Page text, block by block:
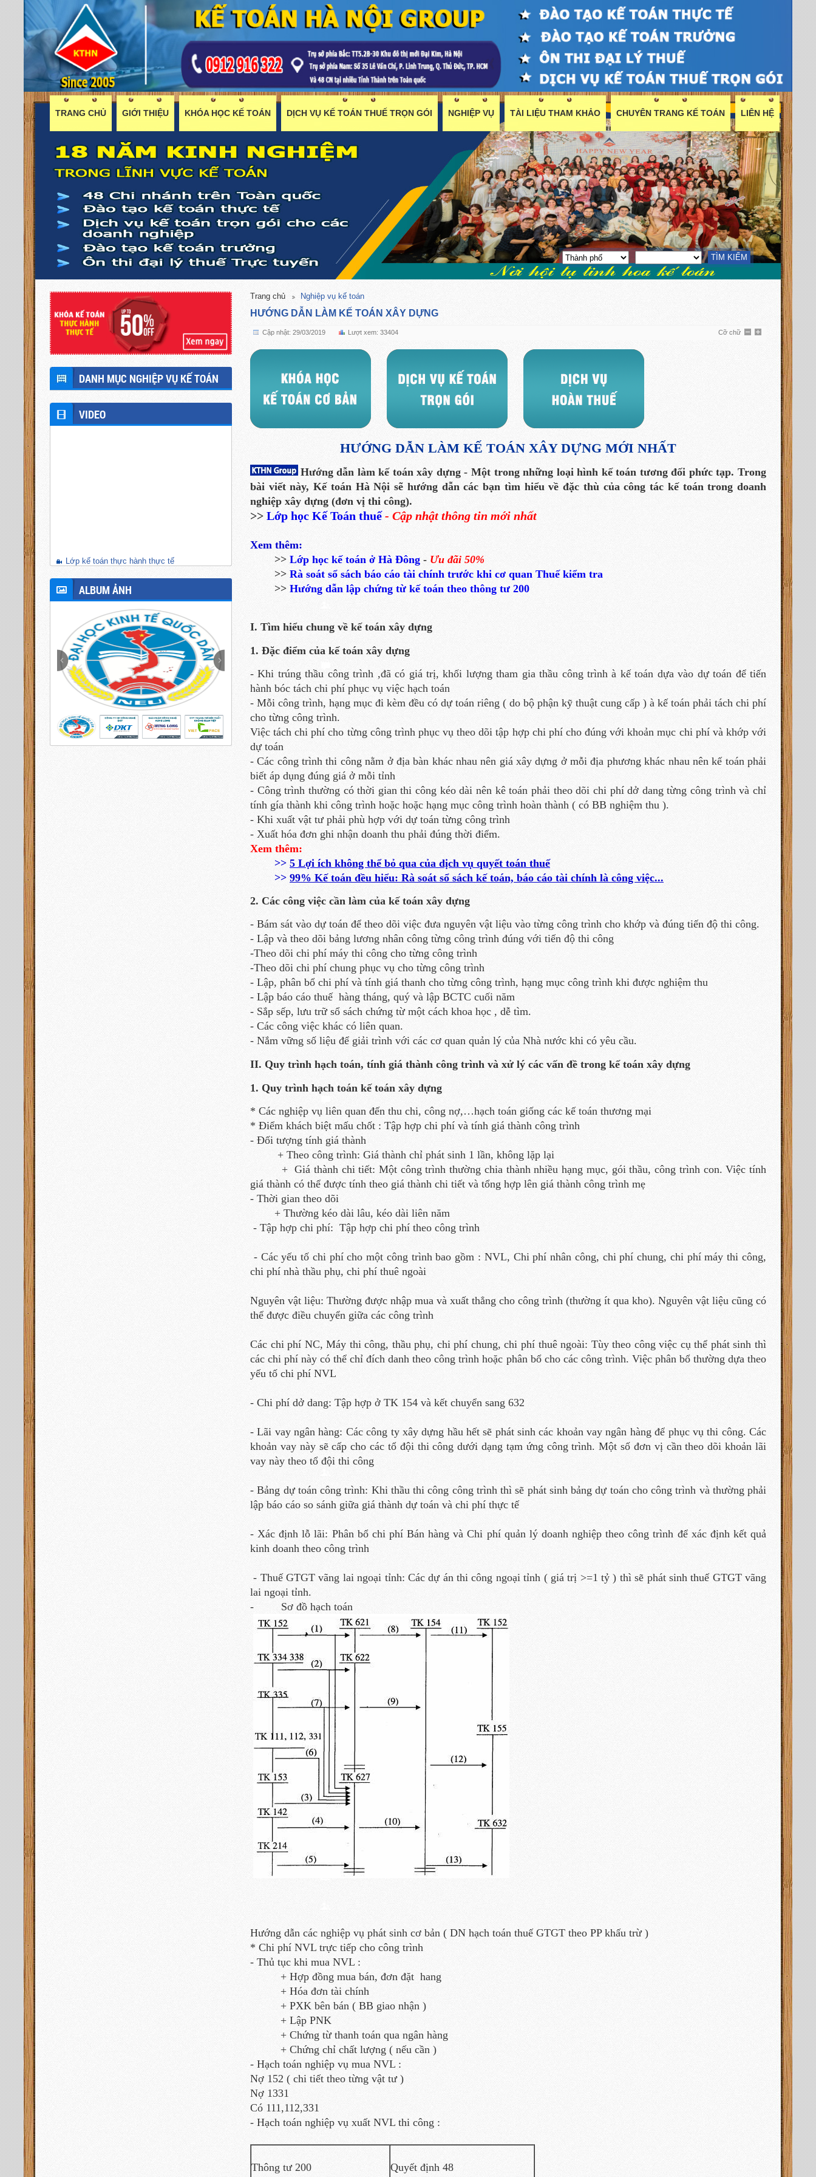
TRANG CHỦ GIỚI THIỆU KHÓA HỌC KẾ TOÁN DỊCH VỤ KẾ TOÁN THUẾ TRỌN GÓI NGHIỆP VỤ TÀI LIỆU THAM KHẢO CHUYÊN TRANG KẾ TOÁN LIÊN HỆ
TÌM KIẾM
DANH MỤC NGHIỆP VỤ KẾ TOÁN
VIDEO
Lớp kế toán thực hành thực tế
ALBUM ẢNH
Trang chủ Nghiệp vụ kế toán
HƯỚNG DẪN LÀM KẾ TOÁN XÂY DỰNG
Cập nhật: 29/03/2019 Lượt xem: 33404 Cỡ chữ
HƯỚNG DẪN LÀM KẾ TOÁN XÂY DỰNG MỚI NHẤT
Hướng dẫn làm kế toán xây dựng - Một trong những loại hình kế toán tương đối phức tạp.Trong
bài viết này,Kế toán Hà Nội sẽ hướng dẫn các bạn tìm hiểu về đặc thù của công tác kế toán trong doanh
nghiệp xây dựng (đơn vị thi công).
>> Lớp học Kế Toán thuế- Cập nhật thông tin mới nhất
Xem thêm:
>> Lớp học kế toán ở Hà Đông - Ưu đãi 50%
>> Rà soát sổ sách báo cáo tài chính trước khi cơ quan Thuế kiểm tra
>> Hướng dẫn lập chứng từ kế toán theo thông tư 200
I. Tìm hiểu chung về kế toán xây dựng
1. Đặc điểm của kế toán xây dựng
- Khi trúng thầu công trình ,đã có giá trị, khối lượng tham gia thầu công trình à kế toán dựa vào dự toán để tiến
hành bóc tách chi phí phục vụ việc hạch toán
- Mỗi công trình, hạng mục đi kèm đều có dự toán riêng ( do bộ phận kỹ thuật cung cấp ) à kế toán phải tách chi phí
cho từng công trình.
Việc tách chi phí cho từng công trình phục vụ theo dõi tập hợp chi phí cho đúng với khoản mục chi phí và khớp với
dự toán
- Các công trình thi công nằm ở địa bàn khác nhau nên giá xây dựng ở mỗi địa phương khác nhau nên kế toán phải
biết áp dụng đúng giá ở mỗi tỉnh
- Công trình thường có thời gian thi công kéo dài nên kê toán phải theo dõi chi phí dở dang từng công trình và chỉ
tính gía thành khi công trình hoặc hoặc hạng mục công trình hoàn thành ( có BB nghiệm thu ).
- Khi xuất vật tư phải phù hợp với dự toán từng công trình
- Xuất hóa đơn ghi nhận doanh thu phải đúng thời điểm.
Xem thêm:
>> 5 Lợi ích không thể bỏ qua của dịch vụ quyết toán thuế
>> 99% Kế toán đều hiểu: Rà soát sổ sách kế toán, báo cáo tài chính là công việc...
2. Các công việc cần làm của kế toán xây dựng
- Bám sát vào dự toán để theo dõi việc đưa nguyên vật liệu vào từng công trình cho khớp và đúng tiến độ thi công.
- Lập và theo dõi bảng lương nhân công từng công trình đúng với tiến độ thi công
-Theo dõi chi phí máy thi công cho từng công trình
-Theo dõi chi phí chung phục vụ cho từng công trình
- Lập, phân bổ chi phí và tính giá thanh cho từng công trình, hạng mục công trình khi được nghiệm thu
- Lập báo cáo thuế hàng tháng, quý và lập BCTC cuối năm
- Sắp sếp, lưu trữ sổ sách chứng từ một cách khoa học , dễ tìm.
- Các công việc khác có liên quan.
- Nắm vững số liệu để giải trình với các cơ quan quản lý của Nhà nước khi có yêu cầu.
II. Quy trình hạch toán, tính giá thành công trình và xử lý các vấn đề trong kế toán xây dựng
1. Quy trình hạch toán kế toán xây dựng
* Các nghiệp vụ liên quan đến thu chi, công nợ,…hạch toán giống các kế toán thương mại
* Điểm khách biệt mấu chốt : Tập hợp chi phí và tính giá thành công trình
- Đối tượng tính giá thành
+ Theo công trình: Giá thành chỉ phát sinh 1 lần, không lặp lại
+ Giá thành chi tiết: Một công trình thường chia thành nhiều hạng mục, gói thầu, công trình con. Việc tính
giá thành có thể được tính theo giá thành chi tiết và tổng hợp lên giá thành công trình mẹ
- Thời gian theo dõi
+ Thường kéo dài lâu, kéo dài liên năm
- Tập hợp chi phí: Tập hợp chi phí theo công trình
- Các yếu tố chi phí cho một công trình bao gồm : NVL, Chi phí nhân công, chi phí chung, chi phí máy thi công,
chi phí nhà thầu phụ, chi phí thuê ngoài
Nguyên vật liệu: Thường được nhập mua và xuất thẳng cho công trình (thường ít qua kho). Nguyên vật liệu cũng có
thể được điều chuyển giữa các công trình
Các chi phí NC, Máy thi công, thầu phụ, chi phí chung, chi phí thuê ngoài: Tùy theo công việc cụ thể phát sinh thì
các chi phí này có thể chỉ đích danh theo công trình hoặc phân bổ cho các công trình. Việc phân bổ thường dựa theo
yếu tố chi phí NVL
- Chi phí dở dang: Tập hợp ở TK 154 và kết chuyển sang 632
- Lãi vay ngân hàng: Các công ty xây dựng hầu hết sẽ phát sinh các khoản vay ngân hàng để phục vụ thi công. Các
khoản vay này sẽ cấp cho các tổ đội thi công dưới dạng tạm ứng công trình. Một số đơn vị cần theo dõi khoản lãi
vay này theo tổ đội thi công
- Bảng dự toán công trình: Khi thầu thi công công trình thì sẽ phát sinh bảng dự toán cho công trình và thường phải
lập báo cáo so sánh giữa giá thành dự toán và chi phí thực tế
- Xác định lỗ lãi: Phân bổ chi phí Bán hàng và Chi phí quản lý doanh nghiệp theo công trình để xác định kết quả
kinh doanh theo công trình
- Thuế GTGT vãng lai ngoại tỉnh: Các dự án thi công ngoại tỉnh ( giá trị >=1 tỷ ) thì sẽ phát sinh thuế GTGT vãng
lai ngoại tỉnh.
- Sơ đồ hạch toán
Hướng dẫn các nghiệp vụ phát sinh cơ bản ( DN hạch toán thuế GTGT theo PP khấu trừ )
* Chi phí NVL trực tiếp cho công trình
- Thủ tục khi mua NVL :
+ Hợp đồng mua bán, đơn đặt hang
+ Hóa đơn tài chính
+ PXK bên bán ( BB giao nhận )
+ Lập PNK
+ Chứng từ thanh toán qua ngân hàng
+ Chứng chỉ chất lượng ( nếu cần )
- Hạch toán nghiệp vụ mua NVL :
Nợ 152 ( chi tiết theo từng vật tư )
Nợ 1331
Có 111,112,331
- Hạch toán nghiệp vụ xuất NVL thi công :
Thông tư 200 Quyết định 48